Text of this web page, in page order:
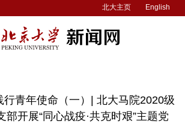
北大主页 English
行青年使命（一）| 北大马院2020级
部开展“同心战疫·共克时艰”主题党